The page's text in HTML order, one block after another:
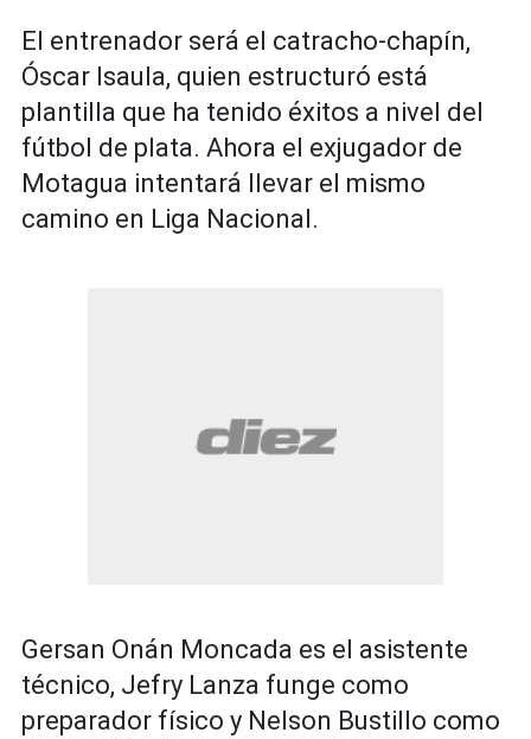
El entrenador será el catracho-chapín,
Óscar Isaula, quien estructuró está
plantilla que ha tenido éxitos a nivel del
fútbol de plata. Ahora el exjugador de
Motagua intentará llevar el mismo
camino en Liga Nacional.
Gersan Onán Moncada es el asistente
técnico, Jefry Lanza funge como
preparador físico y Nelson Bustillo como